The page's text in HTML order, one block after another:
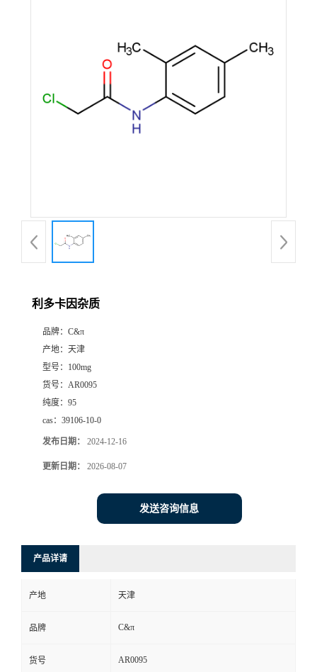
利多卡因杂质
品牌： C&π
产地： 天津
型号： 100mg
货号： AR0095
纯度： 95
cas： 39106-10-0
发布日期： 2024-12-16
更新日期： 2026-08-07
发送咨询信息
产品详请
产地 天津
品牌 C&π
货号 AR0095